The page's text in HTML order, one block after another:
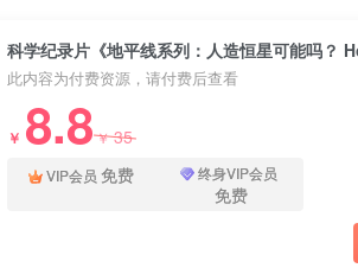
此内容为付费资源，请付费后查看
￥ 8.8￥35
VIP会员 免费 终身VIP会员
免费